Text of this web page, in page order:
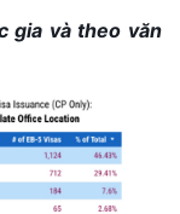
gia và theo văn